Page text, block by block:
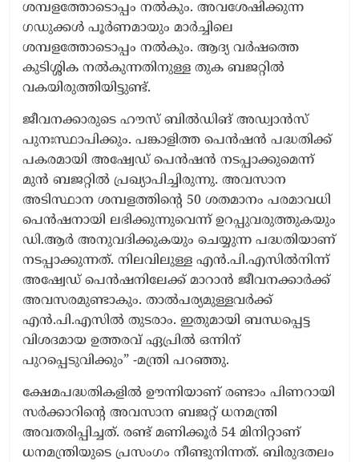
ശമ്പളത്തോടൊപ്പം നൽകും. അവശേഷിക്കുന്ന
ഗഡുക്കൾ പൂർണമായും മാർച്ചിലെ
ശമ്പളത്തോടൊപ്പം നൽകും. ആദ്യ വർഷത്തെ
കുടിശ്ശിക നൽകുന്നതിനുള്ള തുക ബജറ്റിൽ
വകയിരുത്തിയിട്ടുണ്ട്.
ജീവനക്കാരുടെ ഹൗസ് ബിൽഡിങ് അഡ്വാൻസ്
പുനഃസ്ഥാപിക്കും. പങ്കാളിത്ത പെൻഷൻ പദ്ധതിക്ക്
പകരമായി അഷ്വേഡ് പെൻഷൻ നടപ്പാക്കുമെന്ന്
മുൻ ബജറ്റിൽ പ്രഖ്യാപിച്ചിരുന്നു. അവസാന
അടിസ്ഥാന ശമ്പളത്തിന്‍റെ 50 ശതമാനം പരമാവധി
പെൻഷനായി ലഭിക്കുന്നുവെന്ന് ഉറപ്പുവരുത്തുകയും
ഡി.ആർ അനുവദിക്കുകയും ചെയ്യുന്ന പദ്ധതിയാണ്
നടപ്പാക്കുന്നത്. നിലവിലുള്ള എൻ.പി.എസിൽനിന്ന്
അഷ്വേഡ് പെൻഷനിലേക്ക് മാറാൻ ജീവനക്കാർക്ക്
അവസരമുണ്ടാകും. താൽപര്യമുള്ളവർക്ക്
എൻ.പി.എസിൽ തുടരാം. ഇതുമായി ബന്ധപ്പെട്ട
വിശദമായ ഉത്തരവ് ഏപ്രിൽ ഒന്നിന്
പുറപ്പെടുവിക്കും” -മന്ത്രി പറഞ്ഞു.
ക്ഷേമപദ്ധതികളിൽ ഊന്നിയാണ് രണ്ടാം പിണറായി
സർക്കാറിന്റെ അവസാന ബജറ്റ് ധനമന്ത്രി
അവതരിപ്പിച്ചത്. രണ്ട് മണിക്കൂർ 54 മിനിറ്റാണ്
ധനമന്ത്രിയുടെ പ്രസംഗം നീണ്ടുനിന്നത്. ബിരുദതലം